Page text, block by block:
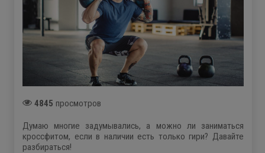
4845 просмотров
Думаю многие задумывались, а можно ли заниматься
кроссфитом, если в наличии есть только гири? Давайте
разбираться!